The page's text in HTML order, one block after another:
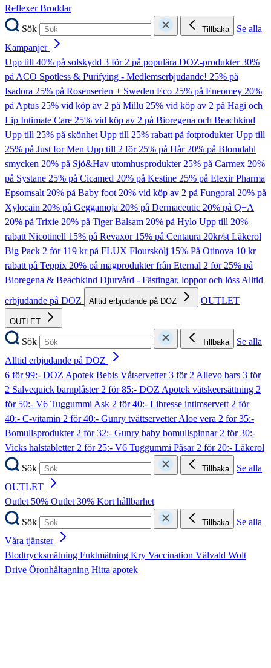
ReflexerBroddar
Sök
Tillbaka
Se alla
Kampanjer
Upp till 40% på solskydd 3 för 2 på populära DOZ-produkter30%
på ACO Spotless & Purifying - Medlemserbjudande! 25% på
Isadora 25% på Rosenserien + Sweden Eco 25% på Eneomey 20%
på Aptus 25% vid köp av 2 på Millu 25% vid köp av 2 på Hagi och
Lip Intimate Care 25% vid köp av 2 på Bioregena och Beachkind
Upp till 25% på skönhetUpp till 25% rabatt på fotprodukterUpp till
25% på Just for Men Upp till 2 för 25% på Hår20% på Blomdahl
smycken 20% på Sjö&Hav utomhusprodukter25% på Carmex 20%
på Systane 25% på Cicamed 20% på Kestine 25% på Elexir Pharma
Epsomsalt20% på Baby foot20% vid köp av 2 på Fungoral 20% på
Xylocain 20% på Geggamoja 20% på Dermaceutic 20% på Q+A
20% på Trixie 20% på Tiger Balsam 20% på Hylo Upp till 20%
rabatt Nicotinell 15% på Revaxör 15% på Centaura 20kr/st Läkerol
Big Pack 2 för 119 kr på FLUX Flourskölj 15% På Otinova 10 kr
rabatt på Teppix 20% på magprodukter från Eternal 2 för 25% på
Bioregena & Beachkind Djurvård - Fästingar, loppor och lössAlltid
erbjudande på DOZ
Alltid erbjudande på DOZ OUTLET
OUTLET
Sök Tillbaka
Se alla
Alltid erbjudande på DOZ
6 för 99:- DOZ Apotek Bebis Våtservetter3 för 2 Allevo bars 3 för
2 Salvequick barnplåster2 för 85:- DOZ Apotek vätskeersättning 2
för 50:- V6 Tuggummi Ask 2 för 40:- Libresse intimservett2 för
40:- C-vitamin 2 för 40:- Gunry tvättservetter Aloe vera 2 för 35:-
Bomullsprodukter2 för 32:- Gunry baby bomullspinnar2 för 30:-
Vicks halstabletter2 för 25:- V6 Tuggummi Påsar2 för 20:- Läkerol
Sök
Tillbaka
Se alla
OUTLET
Outlet 50% Outlet 30% Kort hållbarhet
Sök
Tillbaka
Se alla
Våra tjänster
Blodtrycksmätning Fuktmätning Kry Vaccination Välvald Wolt
Drive Öronhåltagning Hitta apotek